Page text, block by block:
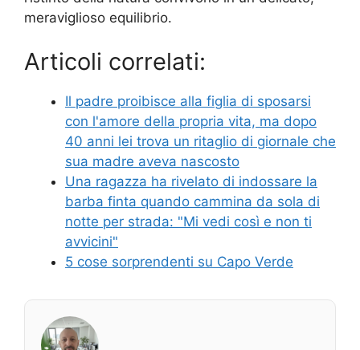
meraviglioso equilibrio.
Articoli correlati:
Il padre proibisce alla figlia di sposarsi
con l'amore della propria vita, ma dopo
40 anni lei trova un ritaglio di giornale che
sua madre aveva nascosto
Una ragazza ha rivelato di indossare la
barba finta quando cammina da sola di
notte per strada: "Mi vedi così e non ti
avvicini"
5 cose sorprendenti su Capo Verde